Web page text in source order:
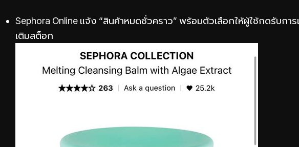
Sephora Online แจ้ง “สินค้าหมดชั่วคราว” พร้อมตัวเลือกให้ผู้ใช้กดรับกา
เติมสต็อก